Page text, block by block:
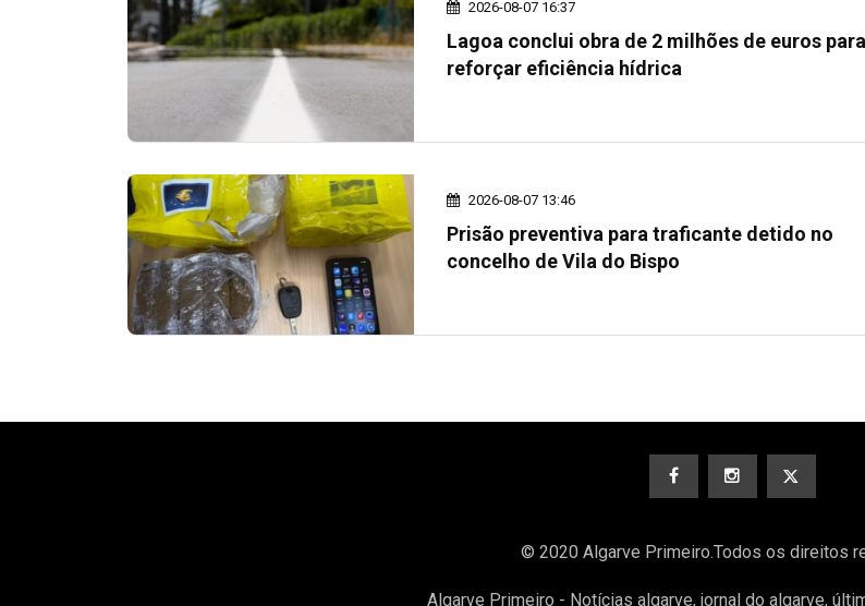
2026-08-07 16:37
Lagoa conclui obra de 2 milhões de euros para
reforçar eficiência hídrica
2026-08-07 13:46
Prisão preventiva para traficante detido no
concelho de Vila do Bispo
© 2020 Algarve Primeiro.Todos os direitos
Algarve Primeiro - Notícias algarve, jornal do algarve,